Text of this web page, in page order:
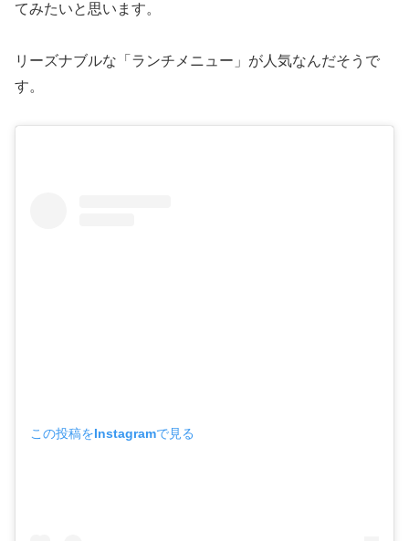
てみたいと思います。
リーズナブルな「ランチメニュー」が人気なんだそうで
す。
この投稿をInstagramで見る